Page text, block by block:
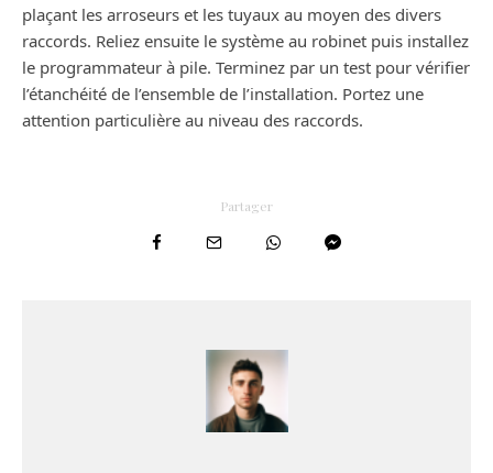
plaçant les arroseurs et les tuyaux au moyen des divers
raccords. Reliez ensuite le système au robinet puis installez
le programmateur à pile. Terminez par un test pour vérifier
l’étanchéité de l’ensemble de l’installation. Portez une
attention particulière au niveau des raccords.
Partager